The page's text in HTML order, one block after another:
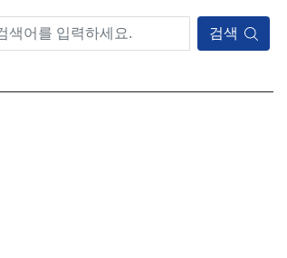
검색